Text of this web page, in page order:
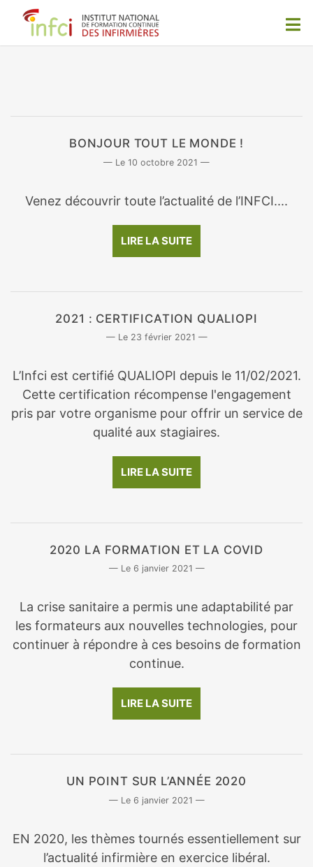
BONJOUR TOUT LE MONDE !
10 octobre 2021
Venez découvrir toute l’actualité de l’INFCI....
LIRE LA SUITE
2021 : CERTIFICATION QUALIOPI
23 février 2021
L’Infci est certifié QUALIOPI depuis le 11/02/2021.
Cette certification récompense l'engagement
pris par votre organisme pour offrir un service de
qualité aux stagiaires.
LIRE LA SUITE
2020 LA FORMATION ET LA COVID
6 janvier 2021
La crise sanitaire a permis une adaptabilité par
les formateurs aux nouvelles technologies, pour
continuer à répondre à ces besoins de formation
continue.
LIRE LA SUITE
UN POINT SUR L’ANNÉE 2020
6 janvier 2021
EN 2020, les thèmes tournés essentiellement sur
l’actualité infirmière en exercice libéral.